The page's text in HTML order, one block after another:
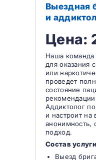
Выездная
и
Цена:
Наша команда
для оказания
или
проведет
состояние
Аддиктолог
и настроит на
анонимность,
подход.
Состав
Выезд